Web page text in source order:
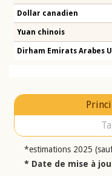
Dollar canadien
Yuan chinois
Dirham Emirats Arabes
*estimations 2025
* Date de mise à